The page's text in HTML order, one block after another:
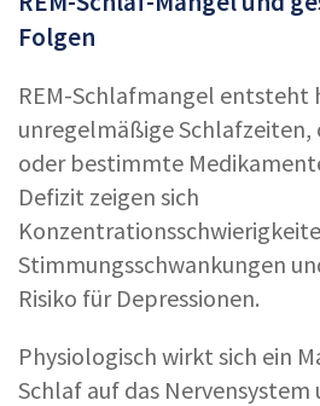
Folgen
REM-Schlafmangel entsteht
unregelmäßige Schlafzeiten,
oder bestimmte
Defizit zeigen sich
Stimmungsschwankungen
Risiko für Depressionen.
Physiologisch wirkt sich ein
Schlaf auf das Nervensystem